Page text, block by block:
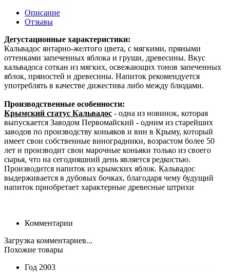
Описание
Отзывы
Дегустационные характеристики:
Кальвадос янтарно-желтого цвета, с мягкими, пряными
оттенками запеченных яблока и груши, древесины. Вкус
кальвадоса соткан из мягких, освежающих тонов запеченных
яблок, пряностей и древесины. Напиток рекомендуется
употреблять в качестве дижестива либо между блюдами.
Производственные особенности:
Крымский статус Кальвадос - одна из новинок, которая
выпускается Заводом Первомайский - одним из старейших
заводов по производству коньяков и вин в Крыму, который
имеет свои собственные виноградники, возрастом более 50
лет и производит свои марочные коньяки только из своего
сырья, что на сегодняшний день является редкостью.
Производится напиток из крымских яблок. Кальвадос
выдерживается в дубовых бочках, благодаря чему будущий
напиток приобретает характерные древесные штрихи
Комментарии
Загрузка комментариев...
Похожие товары
Год 2003